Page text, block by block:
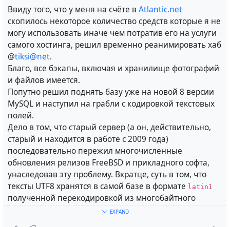
#Hubzilla#NLnet# NGI0#EU
!Zotlabs|Hubzilla Announcements
#russian#lang_ru#Hubzilla#development#funding
#news
Ввиду того, что у меня на счёте вAtlantic.net
скопилось некоторое количество средств которые я не
могу использовать иначе чем потратив его на услуги
самого хостинга, решил временно реанимировать хаб
@tiksi@net.
Благо, все бэкапы, включая и хранилище фотографий
и файлов имеется.
Попутно решил поднять базу уже на новой 8 версии
MySQL и наступил на грабли с кодировкой текстовых
полей.
Дело в том, что старый сервер (а он, действительно,
старый и находится в работе с 2009 года)
последовательно пережил многочисленные
обновления релизов FreeBSD и прикладного софта,
унаследовав эту проблему. Вкратце, суть в том, что
тексты UTF8 хранятся в самой базе в формате latin1
полученной перекодировкой из многобайтного
формата. В результате, в силу ряда изменений
EXPAND